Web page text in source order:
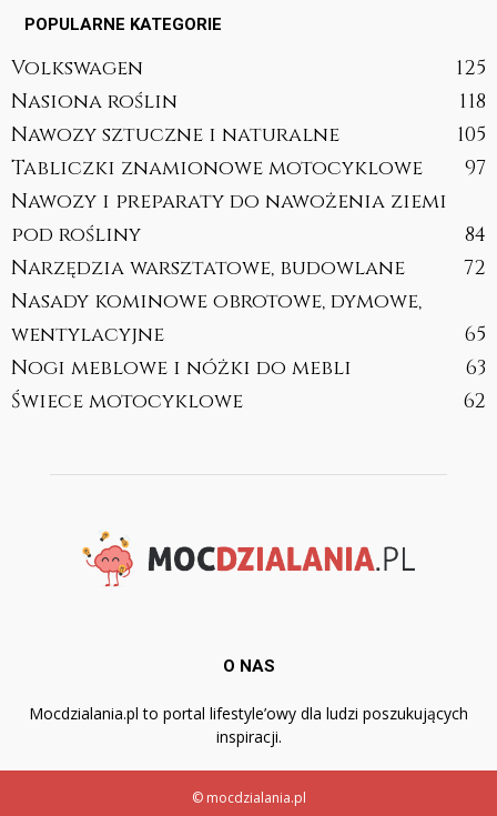
POPULARNE KATEGORIE
Volkswagen
125
Nasiona roślin
118
Nawozy sztuczne i naturalne
105
Tabliczki znamionowe motocyklowe
97
Nawozy i preparaty do nawożenia ziemi
pod rośliny
84
Narzędzia warsztatowe, budowlane
72
Nasady kominowe obrotowe, dymowe,
wentylacyjne
65
Nogi meblowe i nóżki do mebli
63
Świece motocyklowe
62
O NAS
Mocdzialania.pl to portal lifestyle’owy dla ludzi poszukujących
inspiracji.
© mocdzialania.pl